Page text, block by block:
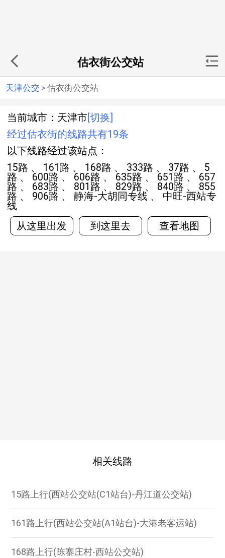
估衣街公交站
天津公交 > 估衣街公交站
当前城市：天津市 [切换]
经过估衣街的线路共有19条
以下线路经过该站点：
15路 、 161路 、 168路 、 333路 、 37路 、 5
路 、 600路 、 606路 、 635路 、 651路 、 657
路 、 683路 、 801路 、 829路 、 840路 、 855
路 、 906路 、 静海-大胡同专线 、 中旺-西站专
线
从这里出发
到这里去 查看地图
相关线路
15路上行(西站公交站(C1站台)-丹江道公交站)
161路上行(西站公交站(A1站台)-大港老客运站)
168路上行(陈寨庄村-西站公交站)